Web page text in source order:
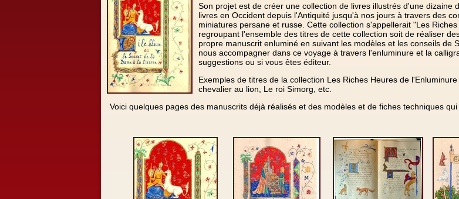
Son projet est de créer une collection de livres illustrés d'une
livres en Occident depuis l'Antiquité jusqu'à nos jours à travers des
miniatures persane et russe. Cette collection s'appellerait "Les
regroupant l'ensemble des titres de cette collection soit de réaliser
propre manuscrit enluminé en suivant les modèles et les conseils
nous accompagner dans ce voyage à travers l'enluminure et la
suggestions ou si vous êtes éditeur.
Exemples de titres de la collection Les Riches Heures de
chevalier au lion, Le roi Simorg, etc.
Voici quelques pages des manuscrits déjà réalisés et des modèles et de fiches techniques